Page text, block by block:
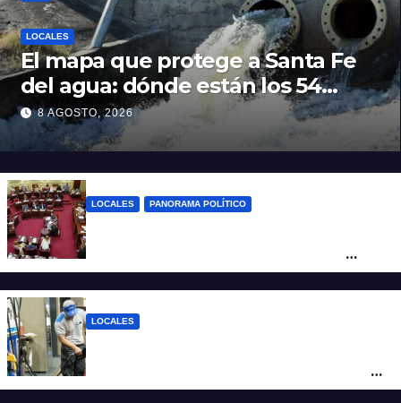
LOCALES
El mapa que protege a Santa Fe
del agua: dónde están los 54
puntos de bombeo
8 AGOSTO, 2026
LOCALES PANORAMA POLÍTICO
Santa Fe
LOCALES
ciudad de Santa Fe: la nafta súper superó
los $2.100 y llenar el tanque cuesta más